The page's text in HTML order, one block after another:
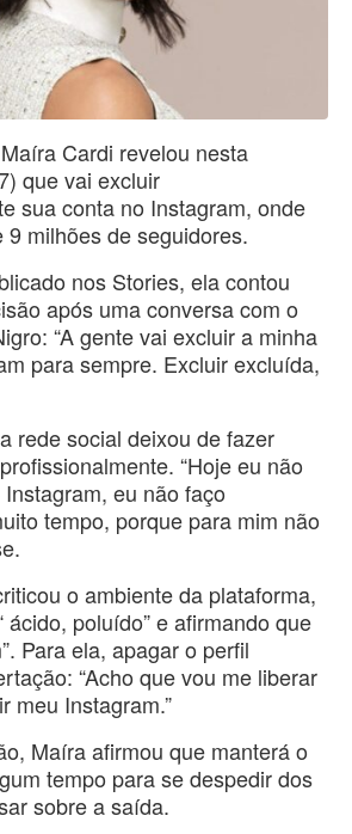
Cardi revelou nesta
que vai excluir
sua conta no Instagram, onde
milhões de seguidores.
nos Stories, ela contou
após uma conversa com o
“A gente vai excluir a minha
para sempre. Excluir excluída,
rede social deixou de fazer
“Hoje eu não
eu não faço
tempo, porque para mim não
o ambiente da plataforma,
ácido, poluído” e afirmando que
Para ela, apagar o perfil
“Acho que vou me liberar
meu Instagram.”
Maíra afirmou que manterá o
tempo para se despedir dos
sobre a saída.